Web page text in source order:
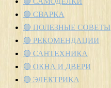
🟢 СВАРКА
🟢 ПОЛЕЗНЫЕ СОВЕТЫ
🟢 РЕКОМЕНДАЦИИ
🟢 САНТЕХНИКА
🟢 ОКНА И ДВЕРИ
🟢 ЭЛЕКТРИКА